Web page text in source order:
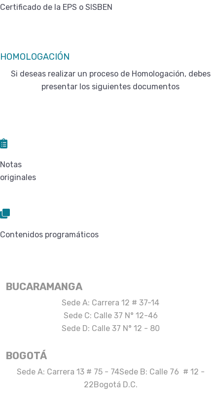
Certificado de la EPS o SISBEN
HOMOLOGACIÓN
Si deseas realizar un proceso de Homologación, debes
presentar los siguientes documentos
Notas
originales
Contenidos programáticos
BUCARAMANGA
Sede A: Carrera 12 # 37-14
Sede C: Calle 37 N° 12-46
Sede D: Calle 37 N° 12 - 80
BOGOTÁ
Sede A: Carrera 13 # 75 - 74Sede B: Calle 76 # 12 -
22Bogotá D.C.